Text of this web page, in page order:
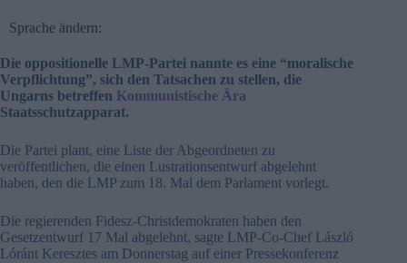
Sprache ändern:
Die oppositionelle LMP-Partei nannte es eine “moralische
Verpflichtung”, sich den Tatsachen zu stellen, die
Ungarns betreffen Kommunistische Ära
Staatsschutzapparat.
Die Partei plant, eine Liste der Abgeordneten zu
veröffentlichen, die einen Lustrationsentwurf abgelehnt
haben, den die LMP zum 18. Mal dem Parlament vorlegt.
Die regierenden Fidesz-Christdemokraten haben den
Gesetzentwurf 17 Mal abgelehnt, sagte LMP-Co-Chef László
Lóránt Keresztes am Donnerstag auf einer Pressekonferenz